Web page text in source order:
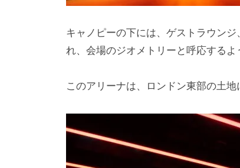
キャノピーの下には、ゲストラウン
れ、会場のジオメトリーと呼応するよ
このアリーナは、ロンドン東部の土地